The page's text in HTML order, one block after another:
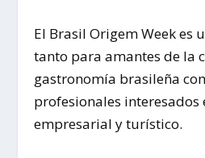
El Brasil Origem Week es
tanto para amantes de la
gastronomía brasileña
profesionales interesados
empresarial y turístico.